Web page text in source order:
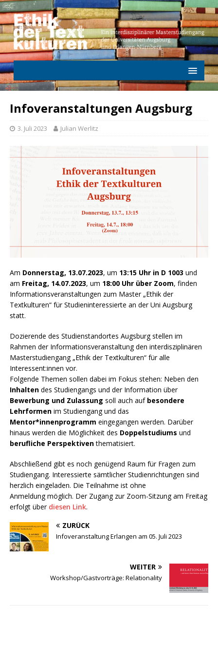
Infoveranstaltungen Augsburg
3. Juli 2023 Julian Werlitz
Am Donnerstag, 13.07.2023, um 13:15 Uhr in D 1003 und
am Freitag, 14.07.2023, um 18:00 Uhr über Zoom, finden
Informationsveranstaltungen zum Master „Ethik der
Textkulturen“ für Studieninteressierte an der Uni Augsburg
statt.
Dozierende des Studienstandortes Augsburg stellen im
Rahmen der Informationsveranstaltung den interdisziplinären
Masterstudiengang „Ethik der Textkulturen“ für alle
Interessent:innen vor.
Folgende Themen sollen dabei im Fokus stehen: Neben den
Inhalten des Studiengangs und der Information über
Bewerbung und Zulassung soll auch auf besondere
Lehrformen im Studiengang und das
Mentor*innenprogramm eingegangen werden. Darüber
hinaus werden die Möglichkeit des Doppelstudiums und
berufliche Perspektiventhematisiert.
Abschließend gibt es noch genügend Raum für Fragen zum
Studiengang. Interessierte sämtlicher Studienrichtungen sind
herzlich eingeladen. Die Teilnahme ist ohne
Anmeldung möglich. Der Zugang zur Zoom-Sitzung am Freitag
erfolgt über diesen Link.
ZURÜCK
Infoveranstaltung Erlangen am 05. Juli 2023
WEITER
Workshop/Gastvorträge: Relationality